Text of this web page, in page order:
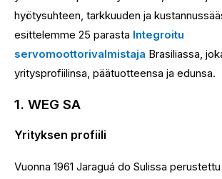
hyötysuhteen, tarkkuuden ja
esittelemme 25 parasta Integroitu
servomoottorivalmistaja Brasiliassa,
yritysprofiilinsa, päätuotteensa ja edunsa.
1. WEG SA
Yrityksen profiili
Vuonna 1961 Jaraguá do Sulissa